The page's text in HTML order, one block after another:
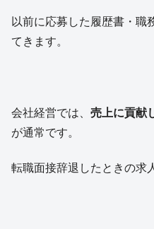
以前に応募した履歴書・職
てきます。
会社経営では、 売上に貢献
が通常です。
転職面接辞退したときの求